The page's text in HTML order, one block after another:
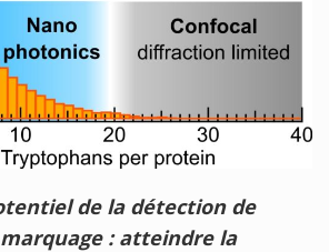
de la détection de
: atteindre la